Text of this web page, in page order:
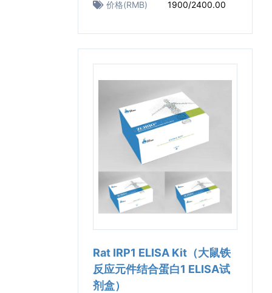
价格(RMB) 1900/2400.00
Rat IRP1 ELISA Kit（大鼠铁
反应元件结合蛋白1 ELISA试
剂盒）